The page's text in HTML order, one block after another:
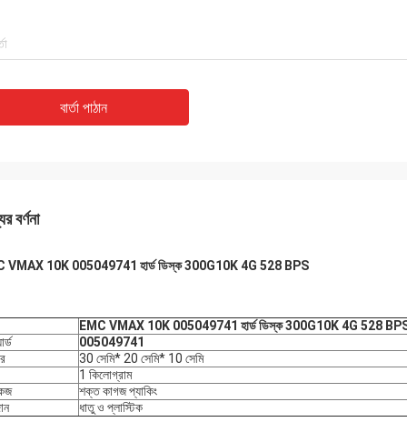
বার্তা পাঠান
বর্ণনা
VMAX 10K 005049741 হার্ড ডিস্ক 300G10K 4G 528 BPS
EMC VMAX 10K 005049741 হার্ড ডিস্ক 300G10K 4G 528
005049741
30 সেমি* 20 সেমি* 10 সেমি
1 কিলোগ্রাম
শক্ত কাগজ প্যাকিং
ধাতু ও প্লাস্টিক